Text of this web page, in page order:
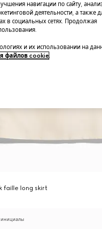
faille long skirt
инициалы
навигации по сайту,
деятельности, а также
в социальных сетях. Продолжая
и их использовании на
файлов cookie.